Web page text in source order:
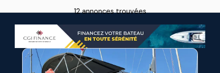
12 annonces trouvées